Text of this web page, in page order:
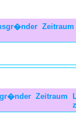
Zeitraum
Zeitraum